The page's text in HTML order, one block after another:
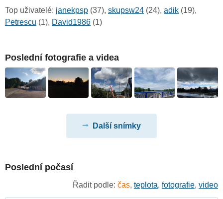
Top uživatelé: janekpsp (37), skupsw24 (24), adik (19),
Petrescu (1), David1986 (1)
Poslední fotografie a videa
Další snímky
Poslední počasí
Řadit podle: čas, teplota, fotografie, video